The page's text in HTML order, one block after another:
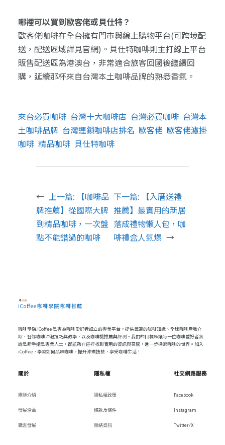
哪裡可以買到歐客佬或貝仕特？
歐客佬咖啡在全台擁有門市與線上購物平台(可跨境配
送，配送區域詳見官網)。貝仕特咖啡則主打線上平台
販售配送區為港澳台，非常適合旅客回國後繼續回
購，延續那杯來自台灣本土咖啡品牌的熟悉香氣。
來台必買咖啡 台灣十大咖啡店 台灣必買咖啡 台灣本
土咖啡品牌 台灣連鎖咖啡店排名 歐客佬 歐客佬濾掛
咖啡 精品咖啡 貝仕特咖啡
← 上一篇:
【咖啡品
牌推薦】從國際大牌
到精品咖啡，一次盤
點不能錯過的咖啡
下一篇:
【入厝送禮
推薦】最實用的新居
落成禮物懶人包，咖
啡禮盒人氣爆 →
iCoffee 咖啡學院 咖啡推薦
咖啡學院 iCoffee 是專為咖啡愛好者設立的專業平台，提供豐富的咖啡知識、全球咖啡產地介
紹、各類咖啡沖泡技巧與教學，以及咖啡機推薦與評測。我們的目標是讓每一位咖啡愛好者無
論是新手還是專業人士，都能夠在這裡找到實用的資訊與靈感，進一步探索咖啡的世界。加入
iCoffee，學習如何品味咖啡，提升沖煮技藝，享受咖啡生活！
關於
團隊介紹
發展沿革
職涯發展
隱私權
隱私權政策
條款及條件
聯絡資訊
社交網路服務
Facebook
Instagram
Twitter/X